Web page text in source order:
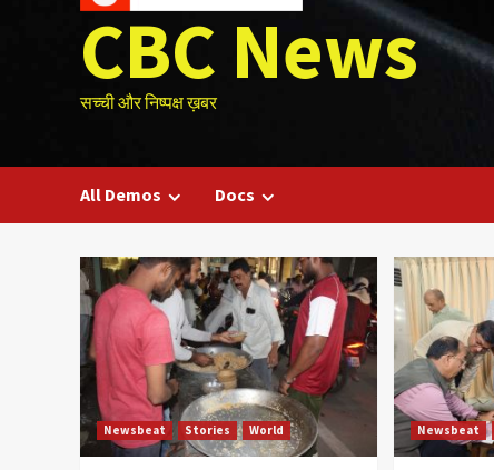
CBC News
सच्ची और निष्पक्ष ख़बर
All Demos Docs
Blog
Newsbeat Stories World Newsbeat